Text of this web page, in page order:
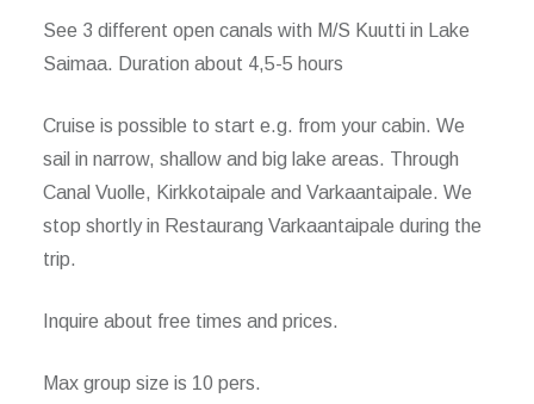
See 3 different open canals with M/S Kuutti in Lake
Saimaa. Duration about 4,5-5 hours
Cruise is possible to start e.g. from your cabin. We
sail in narrow, shallow and big lake areas. Through
Canal Vuolle, Kirkkotaipale and Varkaantaipale. We
stop shortly in Restaurang Varkaantaipale during the
trip.
Inquire about free times and prices.
Max group size is 10 pers.